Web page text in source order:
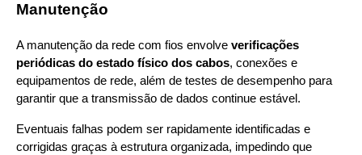
Manutenção
A manutenção da rede com fios envolve verificações
periódicas do estado físico dos cabos, conexões e
equipamentos de rede, além de testes de desempenho para
garantir que a transmissão de dados continue estável.
Eventuais falhas podem ser rapidamente identificadas e
corrigidas graças à estrutura organizada, impedindo que